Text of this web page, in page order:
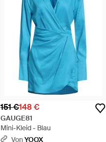
151 €148 €
GAUGE81
Mini-Kleid - Blau
VonYOOX